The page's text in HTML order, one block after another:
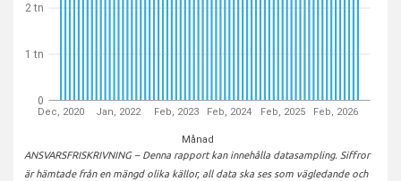
Dec, 2020 Jan, 2022 Feb, 2023 Feb, 2024 Feb, 2025 Feb, 2026
Månad
0
1 tn
2 tn
ANSVARSFRISKRIVNING – Denna rapport kan innehålla datasampling. Siffror
är hämtade från en mängd olika källor, all data ska ses som vägledande och